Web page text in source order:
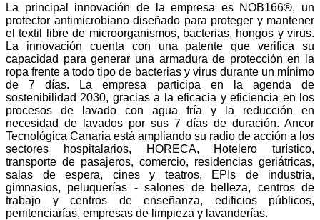
La principal innovación de la empresa es NOB166®, un
protector antimicrobiano diseñado para proteger y mantener
el textil libre de microorganismos, bacterias, hongos y virus.
La innovación cuenta con una patente que verifica su
capacidad para generar una armadura de protección en la
ropa frente a todo tipo de bacterias y virus durante un mínimo
de 7 días. La empresa participa en la agenda de
sostenibilidad 2030, gracias a la eficacia y eficiencia en los
procesos de lavado con agua fría y la reducción en
necesidad de lavados por sus 7 días de duración. Ancor
Tecnológica Canaria está ampliando su radio de acción a los
sectores hospitalarios, HORECA, Hotelero turístico,
transporte de pasajeros, comercio, residencias geriátricas,
salas de espera, cines y teatros, EPIs de industria,
gimnasios, peluquerías - salones de belleza, centros de
trabajo y centros de enseñanza, edificios públicos,
penitenciarías, empresas de limpieza y lavanderías.